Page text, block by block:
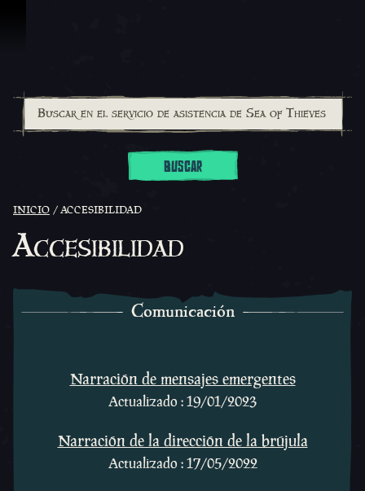
BUSCAR
INICIO ACCESIBILIDAD
Accesibilidad
Comunicación
Narración de mensajes emergentes
Actualizado : 19/01/2023
Narración de la dirección de la brújula
Actualizado : 17/05/2022